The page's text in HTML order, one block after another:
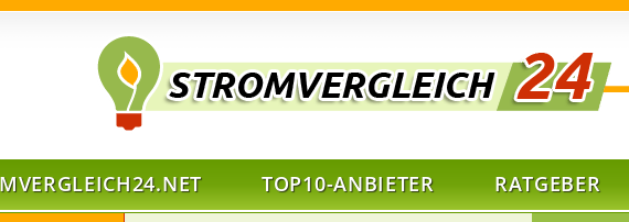
TOP10-ANBIETER RATGEBER